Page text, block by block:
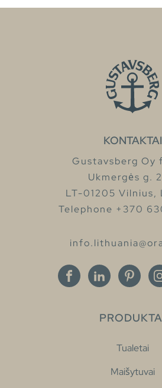
KONTAKTAI
Gustavsberg Oy
Ukmergės g.
LT-01205 Vilnius,
Telephone +370
Tualetai
Maišytuvai